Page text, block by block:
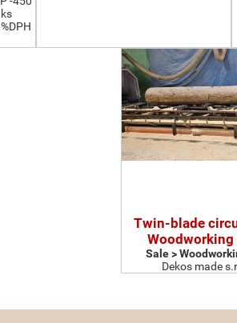
Twin-blade
Sale >
Dekos made